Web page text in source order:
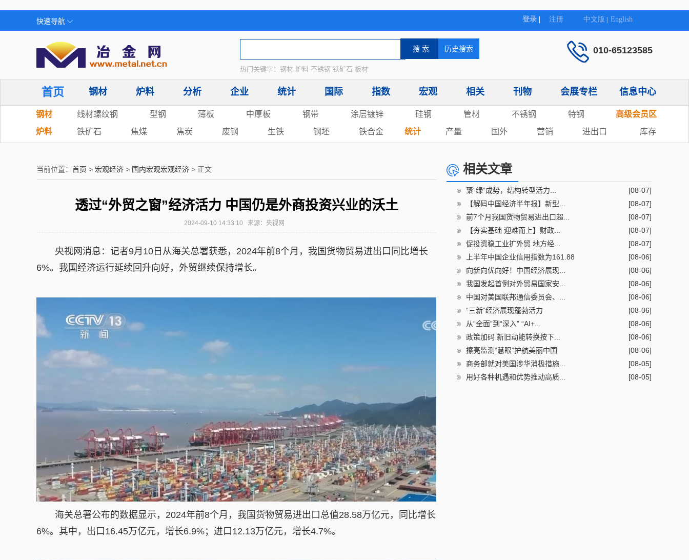
快速导航
热门关键字：钢材 炉料 不锈钢 铁矿石 板材
010-65123585
首页 钢材 炉料 分析 企业 统计 国际 指数 宏观 相关 刊物 会展专栏 信息中心
钢材 线材螺纹钢 型钢 薄板 中厚板 钢带 涂层镀锌 硅钢 管材 不锈钢 特钢
高级会员区
炉料
铁矿石 焦煤 焦炭 废钢 生铁 钢坯 铁合金 统计 产量 国外 营销 进出口 库存
当前位置： 首页 > 宏观经济 > 国内宏观宏观经济 > 正文
透过“外贸之窗”经济活力 中国仍是外商投资兴业的沃土
2024-09-10 14:33:10 来源：央视网
央视网消息：记者9月10日从海关总署获悉，2024年前8个月，我国货物贸易进出口同比增长
6%。我国经济运行延续回升向好，外贸继续保持增长。
海关总署公布的数据显示，2024年前8个月，我国货物贸易进出口总值28.58万亿元，同比增长
6%。其中，出口16.45万亿元，增长6.9%；进口12.13万亿元，增长4.7%。
相关文章
聚“绿”成势，结构转型活力...
[08-07]
【解码中国经济半年报】新型...
[08-07]
前7个月我国货物贸易进出口超...
[08-07]
【夯实基础 迎难而上】财政...
[08-07]
促投资稳工业扩外贸 地方经...
[08-07]
上半年中国企业信用指数为161.88
[08-06]
向新向优向好！中国经济展现...
[08-06]
我国发起首例对外贸易国家安...
[08-06]
中国对美国联邦通信委员会、...
[08-06]
“三新”经济展现蓬勃活力
[08-06]
从“全面”到“深入” “AI+...
[08-06]
政策加码 新旧动能转换按下...
[08-06]
擦亮监测“慧眼”护航美丽中国
[08-06]
商务部就对美国涉华消极措施...
[08-05]
用好各种机遇和优势推动高质...
[08-05]